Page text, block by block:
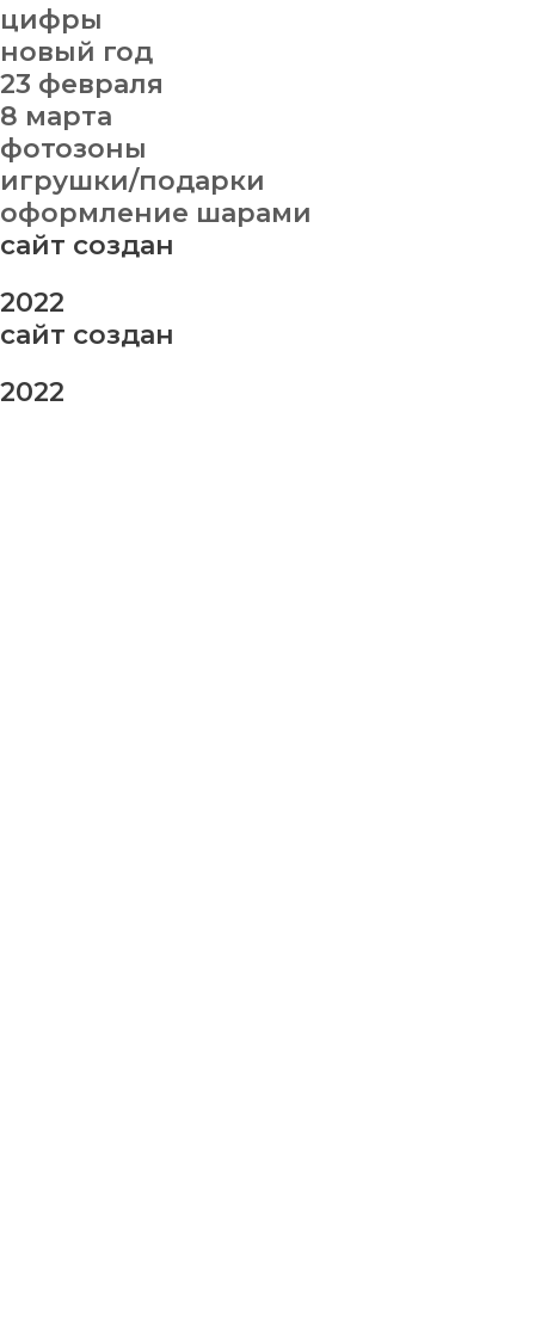
цифры
новый год
23 февраля
8 марта
фотозоны
игрушки/подарки
оформление шарами
сайт создан
2022
сайт создан
2022